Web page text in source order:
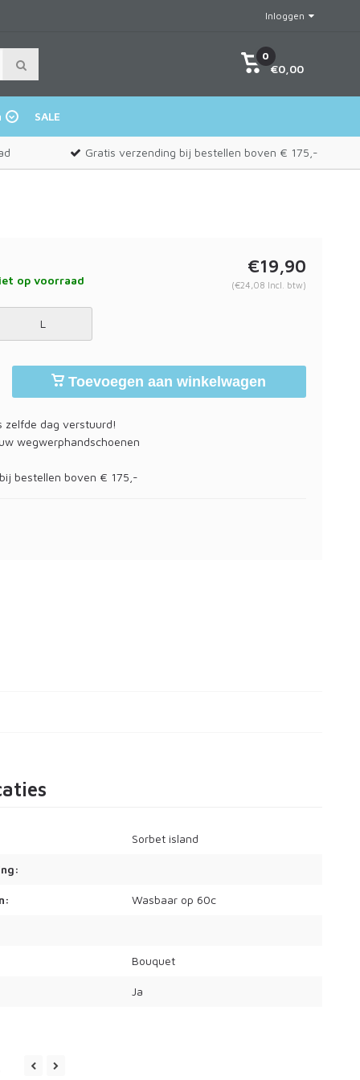
Inloggen
0
€0,00
SALE
Gratis verzending bij bestellen boven € 175,-
op voorraad
€19,90
(€24,08 Incl. btw)
L
Toevoegen aan winkelwagen
zelfde dag verstuurd!
wegwerphandschoenen
bestellen boven € 175,-
Sorbet island
Wasbaar op 60c
Bouquet
Ja